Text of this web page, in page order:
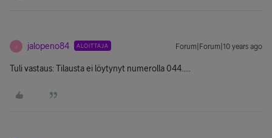
J jalopeno84 ALOITTAJA Forum|Forum|10 years ago
Tuli vastaus: Tilausta ei löytynyt numerolla 044.....